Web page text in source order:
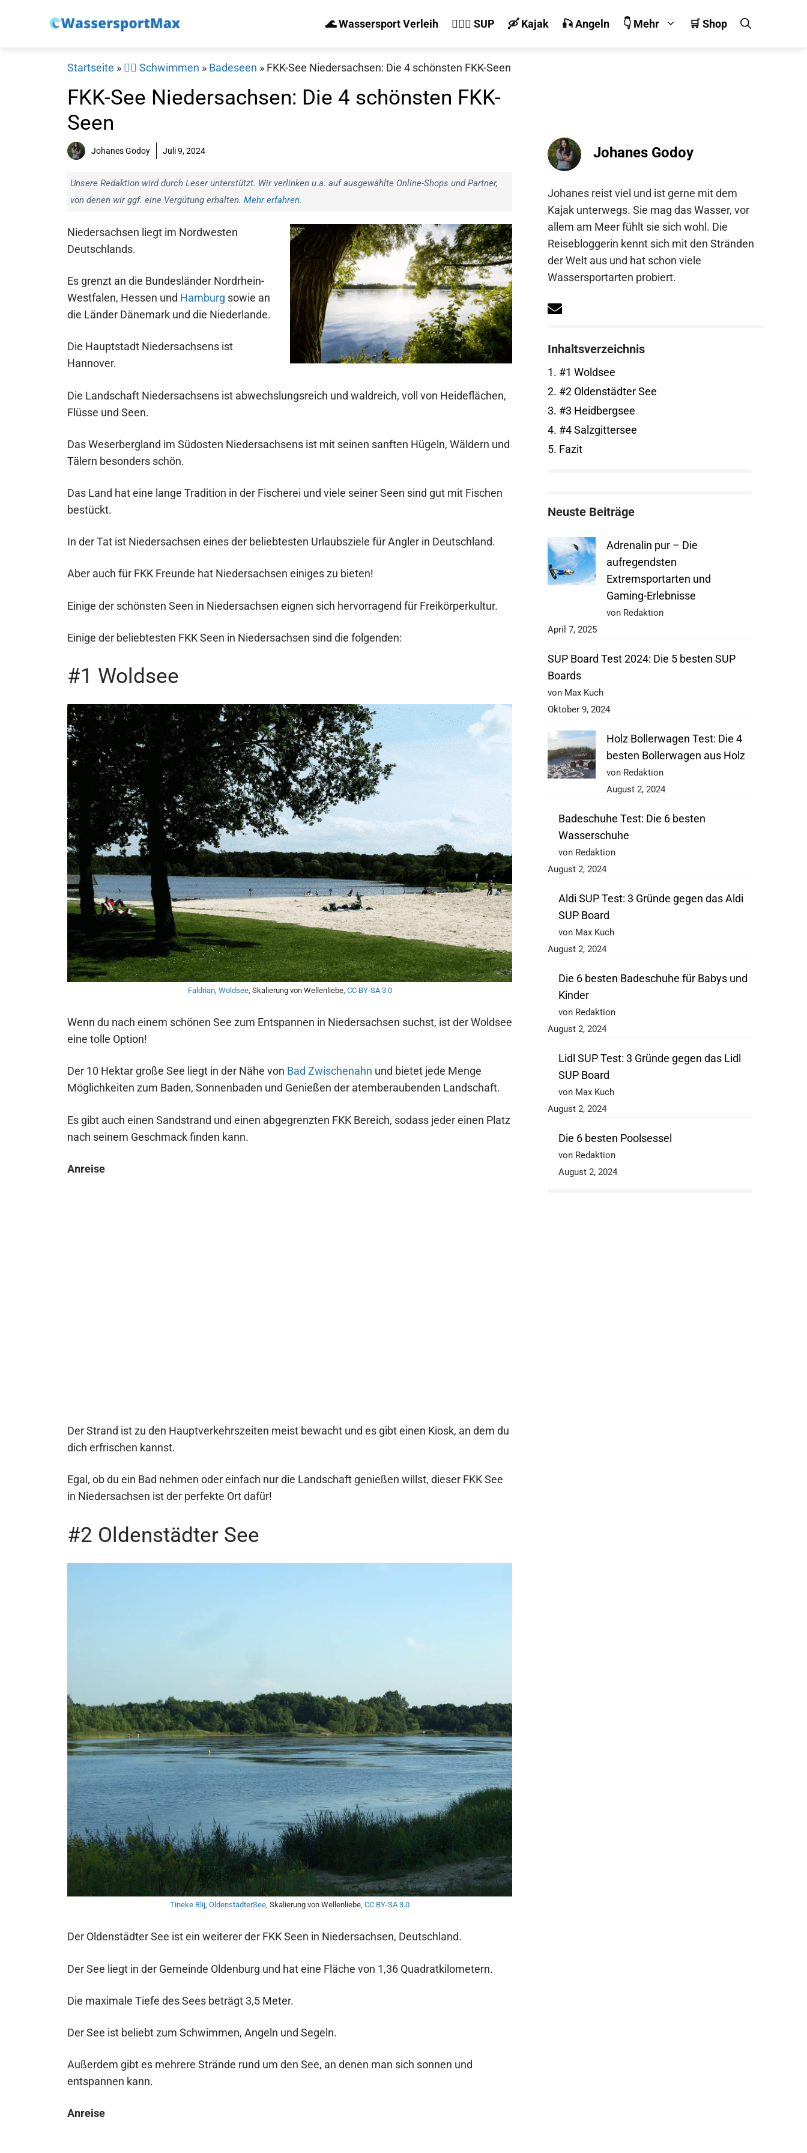
🌊 Wassersport Verleih 🏄‍♀️🛶 SUP 🛶 Kajak 🎣 Angeln 👇 Mehr 🛒 Shop
Startseite » 🏊‍♂️ Schwimmen » Badeseen » FKK-See Niedersachsen: Die 4 schönsten FKK-Seen
FKK-See Niedersachsen: Die 4 schönsten FKK-
Seen
Johanes Godoy Juli 9, 2024
Unsere Redaktion wird durch Leser unterstützt. Wir verlinken u.a. auf ausgewählte Online-Shops und Partner,
von denen wir ggf. eine Vergütung erhalten. Mehr erfahren.
Niedersachsen liegt im Nordwesten
Deutschlands.
Es grenzt an die Bundesländer Nordrhein-
Westfalen, Hessen und Hamburg sowie an
die Länder Dänemark und die Niederlande.
Die Hauptstadt Niedersachsens ist
Hannover.
Die Landschaft Niedersachsens ist abwechslungsreich und waldreich, voll von Heideflächen,
Flüsse und Seen.
Das Weserbergland im Südosten Niedersachsens ist mit seinen sanften Hügeln, Wäldern und
Tälern besonders schön.
Das Land hat eine lange Tradition in der Fischerei und viele seiner Seen sind gut mit Fischen
bestückt.
In der Tat ist Niedersachsen eines der beliebtesten Urlaubsziele für Angler in Deutschland.
Aber auch für FKK Freunde hat Niedersachsen einiges zu bieten!
Einige der schönsten Seen in Niedersachsen eignen sich hervorragend für Freikörperkultur.
Einige der beliebtesten FKK Seen in Niedersachsen sind die folgenden:
#1 Woldsee
Faldrian, Woldsee, Skalierung von Wellenliebe, CC BY-SA 3.0
Wenn du nach einem schönen See zum Entspannen in Niedersachsen suchst, ist der Woldsee
eine tolle Option!
Der 10 Hektar große See liegt in der Nähe von Bad Zwischenahn und bietet jede Menge
Möglichkeiten zum Baden, Sonnenbaden und Genießen der atemberaubenden Landschaft.
Es gibt auch einen Sandstrand und einen abgegrenzten FKK Bereich, sodass jeder einen Platz
nach seinem Geschmack finden kann.
Anreise
Der Strand ist zu den Hauptverkehrszeiten meist bewacht und es gibt einen Kiosk, an dem du
dich erfrischen kannst.
Egal, ob du ein Bad nehmen oder einfach nur die Landschaft genießen willst, dieser FKK See
in Niedersachsen ist der perfekte Ort dafür!
#2 Oldenstädter See
Tineke Blij, OldenstädterSee, Skalierung von Wellenliebe, CC BY-SA 3.0
Der Oldenstädter See ist ein weiterer der FKK Seen in Niedersachsen, Deutschland.
Der See liegt in der Gemeinde Oldenburg und hat eine Fläche von 1,36 Quadratkilometern.
Die maximale Tiefe des Sees beträgt 3,5 Meter.
Der See ist beliebt zum Schwimmen, Angeln und Segeln.
Außerdem gibt es mehrere Strände rund um den See, an denen man sich sonnen und
entspannen kann.
Anreise
Johanes Godoy
Johanes reist viel und ist gerne mit dem
Kajak unterwegs. Sie mag das Wasser, vor
allem am Meer fühlt sie sich wohl. Die
Reisebloggerin kennt sich mit den Stränden
der Welt aus und hat schon viele
Wassersportarten probiert.
Inhaltsverzeichnis
1. #1 Woldsee
2. #2 Oldenstädter See
3. #3 Heidbergsee
4. #4 Salzgittersee
5. Fazit
Neuste Beiträge
Adrenalin pur – Die
aufregendsten
Extremsportarten und
Gaming-Erlebnisse
von Redaktion
April 7, 2025
SUP Board Test 2024: Die 5 besten SUP
Boards
von Max Kuch
Oktober 9, 2024
Holz Bollerwagen Test: Die 4
besten Bollerwagen aus Holz
von Redaktion
August 2, 2024
Badeschuhe Test: Die 6 besten
Wasserschuhe
von Redaktion
August 2, 2024
Aldi SUP Test: 3 Gründe gegen das Aldi
SUP Board
von Max Kuch
August 2, 2024
Die 6 besten Badeschuhe für Babys und
Kinder
von Redaktion
August 2, 2024
Lidl SUP Test: 3 Gründe gegen das Lidl
SUP Board
von Max Kuch
August 2, 2024
Die 6 besten Poolsessel
von Redaktion
August 2, 2024